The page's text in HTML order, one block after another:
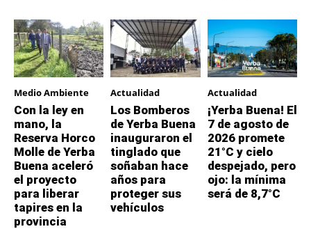
Medio Ambiente
Con la ley en
mano, la
Reserva Horco
Molle de Yerba
Buena aceleró
el proyecto
para liberar
tapires en la
provincia
Actualidad
Los Bomberos
de Yerba Buena
inauguraron el
tinglado que
soñaban hace
años para
proteger sus
vehículos
Actualidad
¡Yerba Buena! El
7 de agosto de
2026 promete
21°C y cielo
despejado, pero
ojo: la mínima
será de 8,7°C